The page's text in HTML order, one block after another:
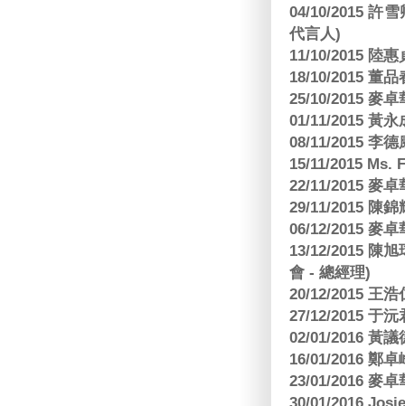
04/10/2015 許
代言人)
11/10/2015 陸
18/10/2015 董
25/10/2015 麥
01/11/2015 黃
08/11/2015 李
15/11/2015 Ms.
22/11/2015 麥
29/11/2015 陳
06/12/2015 麥
13/12/2015 陳
會 - 總經理)
20/12/2015 王
27/12/2015 于
02/01/2016 黃
16/01/2016 鄭
23/01/2016 麥